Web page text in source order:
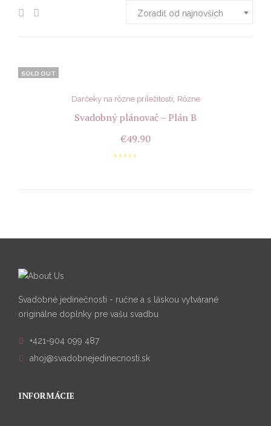
Zoradiť od najnovších
SOLD OUT
Darčeky na rôzne príležitosti, Rôzne
Svadobný plánovač – Plán B
€49.90
Svadobné jedinečnosti - ručne a s láskou vytvárané
originálne doplnky pre vašu svadbu
+421-904 099 487
ahoj@svadobnejedinecnosti.sk
INFORMÁCIE